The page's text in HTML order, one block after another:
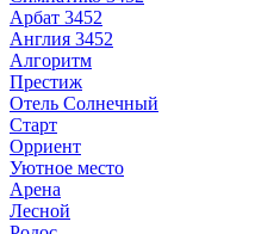
Арбат 3452
Англия 3452
Алгоритм
Престиж
Отель Солнечный
Старт
Орриент
Уютное место
Арена
Лесной